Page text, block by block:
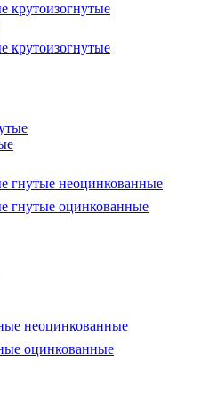
крутоизогнутые
крутоизогнутые
гнутые неоцинкованные
гнутые оцинкованные
неоцинкованные
оцинкованные